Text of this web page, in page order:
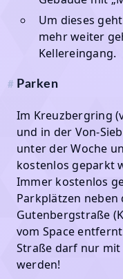
Um dieses
mehr weiter
Kellereingang.
Parken
#
Im Kreuzbergring
und in der Von-
unter der Woche
kostenlos geparkt
Immer kostenlos
Parkplätzen neben
Gutenbergstraße
vom Space
Straße darf nur
werden!